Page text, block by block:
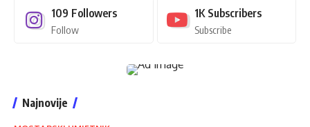
109 Followers
Follow
1K Subscribers
Subscribe
Najnovije